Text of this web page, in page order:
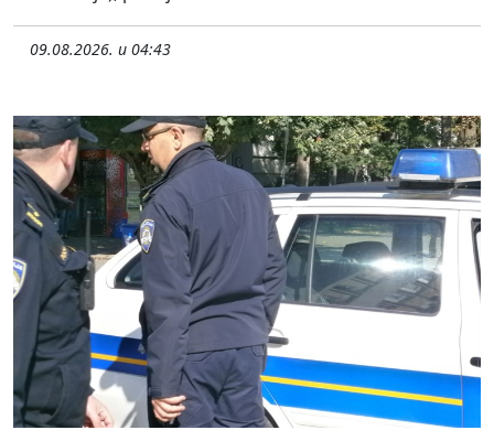
09.08.2026. u 04:43